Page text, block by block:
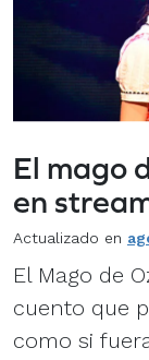
El mago
en
Actualizado en
El Mago de
cuento que
como si